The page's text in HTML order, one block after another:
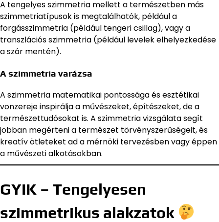
A tengelyes szimmetria mellett a természetben más
szimmetriatípusok is megtalálhatók, például a
forgásszimmetria (például tengeri csillag), vagy a
transzlációs szimmetria (például levelek elhelyezkedése
a szár mentén).
A szimmetria varázsa
A szimmetria matematikai pontossága és esztétikai
vonzereje inspirálja a művészeket, építészeket, de a
természettudósokat is. A szimmetria vizsgálata segít
jobban megérteni a természet törvényszerűségeit, és
kreatív ötleteket ad a mérnöki tervezésben vagy éppen
a művészeti alkotásokban.
GYIK – Tengelyesen
szimmetrikus alakzatok